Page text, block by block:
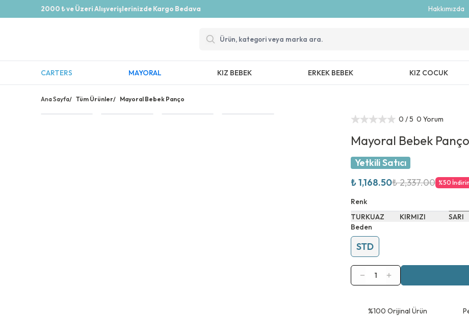
2000 ₺ ve Üzeri Alışverişlerinizde Kargo Bedava Hakkımızda
CARTERS MAYORAL KIZ BEBEK ERKEK BEBEK KIZ COCUK
Ana Sayfa/ Tüm Ürünler/ Mayoral Bebek Panço
0 / 5 0 Yorum
Mayoral Bebek Panço
Yetkili Satıcı
₺ 1,168.50₺ 2,337.00 %50
Renk
TURKUAZ
KIRMIZI
SARI
Beden
STD
1
⁠%100 Orijinal Ürün